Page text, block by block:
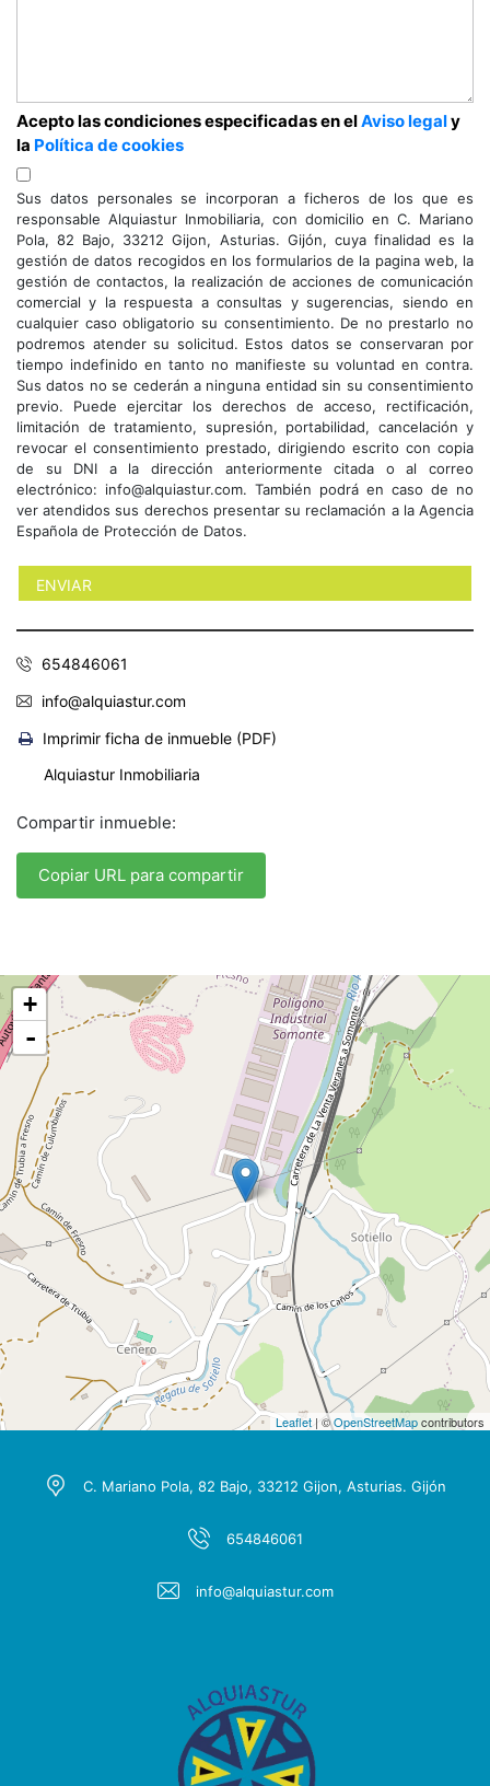
Acepto las condiciones especificadas en elAviso legaly
la Política de cookies
Sus datos personales se incorporan a ficheros de los que es
responsable Alquiastur Inmobiliaria, con domicilio en C. Mariano
Pola, 82 Bajo, 33212 Gijon, Asturias. Gijón, cuya finalidad es la
gestión de datos recogidos en los formularios de la pagina web, la
gestión de contactos, la realización de acciones de comunicación
comercial y la respuesta a consultas y sugerencias, siendo en
cualquier caso obligatorio su consentimiento. De no prestarlo no
podremos atender su solicitud. Estos datos se conservaran por
tiempo indefinido en tanto no manifieste su voluntad en contra.
Sus datos no se cederán a ninguna entidad sin su consentimiento
previo. Puede ejercitar los derechos de acceso, rectificación,
limitación de tratamiento, supresión, portabilidad, cancelación y
revocar el consentimiento prestado, dirigiendo escrito con copia
de su DNI a la dirección anteriormente citada o al correo
electrónico: info@alquiastur.com. También podrá en caso de no
ver atendidos sus derechos presentar su reclamación a la Agencia
Española de Protección de Datos.
654846061
info@alquiastur.com
Imprimir ficha de inmueble (PDF)
Alquiastur Inmobiliaria
Compartir inmueble:
Copiar URL para compartir
+
-
Leaflet | ©OpenStreetMapcontributors
C. Mariano Pola, 82 Bajo, 33212 Gijon, Asturias. Gijón
654846061
info@alquiastur.com